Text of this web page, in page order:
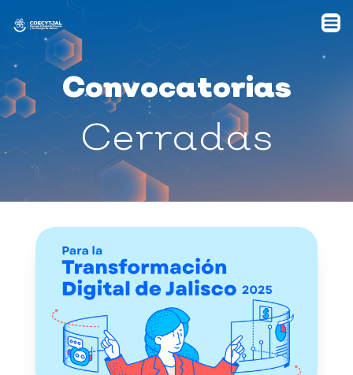
Convocatorias
Cerradas